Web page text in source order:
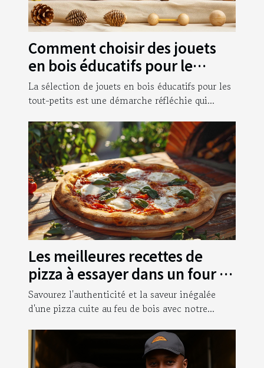
Comment choisir des jouets
en bois éducatifs pour le
développement des tout-
petits
La sélection de jouets en bois éducatifs pour les
tout-petits est une démarche réfléchie qui...
Les meilleures recettes de
pizza à essayer dans un four à
bois
Savourez l'authenticité et la saveur inégalée
d'une pizza cuite au feu de bois avec notre...